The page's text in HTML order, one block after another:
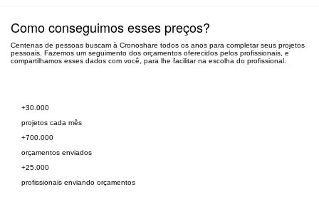
Como conseguimos esses preços?
Centenas de pessoas buscam à Cronoshare todos os anos para completar seus projetos
pessoais. Fazemos um seguimento dos orçamentos oferecidos pelos profissionais, e
compartilhamos esses dados com você, para lhe facilitar na escolha do profissional.
+30.000
projetos cada mês
+700.000
orçamentos enviados
+25.000
profissionais enviando orçamentos